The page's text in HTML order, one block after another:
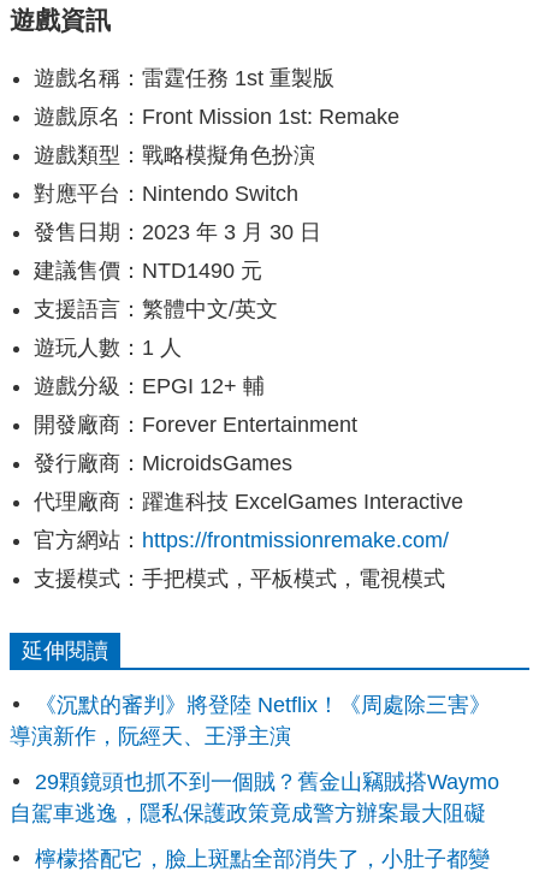
遊戲資訊
遊戲名稱：雷霆任務 1st 重製版
遊戲原名：Front Mission 1st: Remake
遊戲類型：戰略模擬角色扮演
對應平台：Nintendo Switch
發售日期：2023 年 3 月 30 日
建議售價：NTD1490 元
支援語言：繁體中文/英文
遊玩人數：1 人
遊戲分級：EPGI 12+ 輔
開發廠商：Forever Entertainment
發行廠商：MicroidsGames
代理廠商：躍進科技 ExcelGames Interactive
官方網站： https://frontmissionremake.com/
支援模式：手把模式，平板模式，電視模式
延伸閱讀
《沉默的審判》將登陸 Netflix！《周處除三害》
導演新作，阮經天、王淨主演
29顆鏡頭也抓不到一個賊？舊金山竊賊搭Waymo
自駕車逃逸，隱私保護政策竟成警方辦案最大阻礙
檸檬搭配它，臉上斑點全部消失了，小肚子都變